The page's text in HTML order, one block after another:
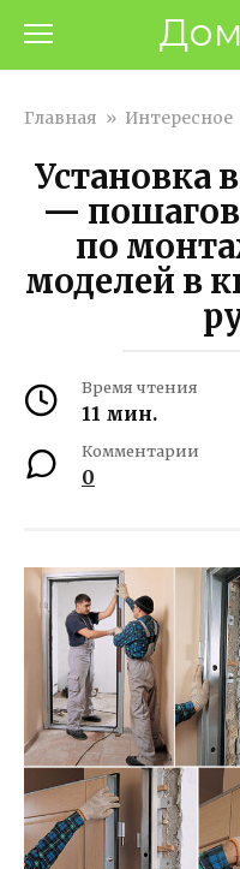
контенту
Главная » Интересное
Установка
—
по
моделей в
Время чтения
11 мин.
Комментарии
0